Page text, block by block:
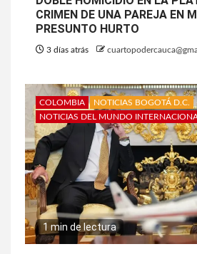
CRIMEN DE UNA PAREJA EN
PRESUNTO HURTO
3 días atrás
COLOMBIA
NOTICIAS BOGOTÁ D.C.
NOTICIAS DEL MUNDO
1 min de lectura